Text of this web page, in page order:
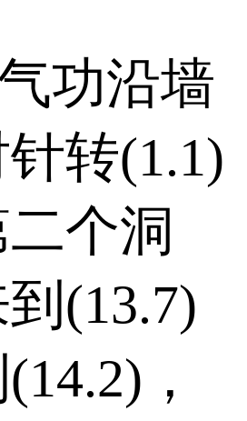
功沿墙
转(1.1)
个洞
(13.7)
，